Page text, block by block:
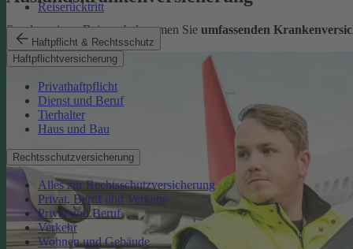
Reiserücktritt
Haftpflicht & Rechtsschutz
Haftpflichtversicherung
Privathaftpflicht
Dienst und Beruf
Tierhalter
Haus und Bau
Rechtsschutzversicherung
Alles zur Rechtsschutzversicherung
Privat, Beruf und Verkehr
Privat und Beruf
Verkehr
Wohnen und Gebäude
Sorglos reisen: Bei uns bekommen Sie umfassenden
Mehr erfahren